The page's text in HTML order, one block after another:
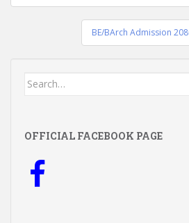
BE/BArch Admission
Search
OFFICIAL FACEBOOK PAGE